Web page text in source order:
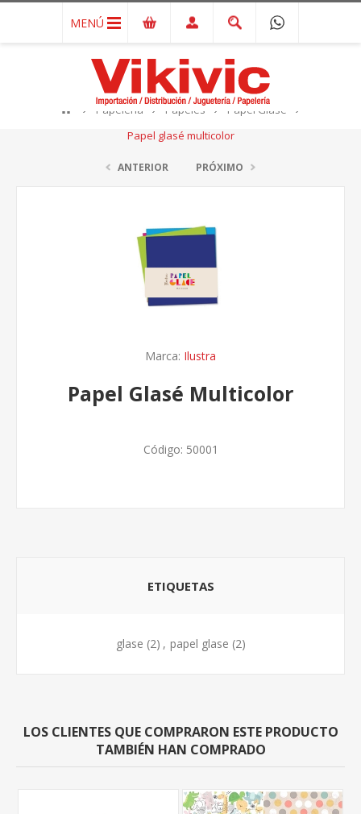
MENÚ
Papelería Papeles
Papel Glasé
Papel glasé multicolor
ANTERIOR PRÓXIMO
Marca: Ilustra
Papel Glasé Multicolor
Código: 50001
ETIQUETAS
glase (2) , papel glase (2)
LOS CLIENTES QUE COMPRARON ESTE PRODUCTO
TAMBIÉN HAN COMPRADO